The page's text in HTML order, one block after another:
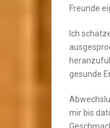
Freunde
Ich
gesunde
mir bis